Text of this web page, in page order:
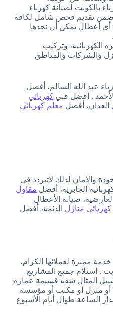
بالكويت لصيانة كهرباء
تقديم فحص شامل لكافة
أي أعطال يمكن أن نجدها
الكهربائية، وتركيب
والشركات والمناطق
عبد الله السالم، أفضل
. أفضل فني كهربائي
العدان، أفضل معلم كهربائي
والامان لذلك لاتتردد في
الجابرية، أفضل مقاول
صيانة الأعطال
منازل الدثمة، أفضل
مميزة لعملائها الكرام،
. استلام جميع المشاريع
المثال شقة قسيمة عمارة
أو منزل أو مكتب أو مؤسسة
الساعة طوال أيام الأسبوع